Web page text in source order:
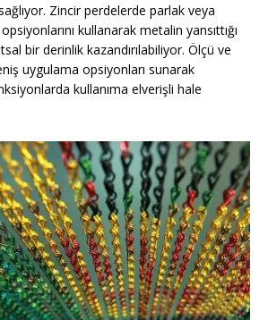
Zincir perdelerde parlak veya
kullanarak metalin yansıttığı
bir derinlik kazandırılabiliyor. Ölçü ve
uygulama opsiyonları sunarak
kullanıma elverişli hale